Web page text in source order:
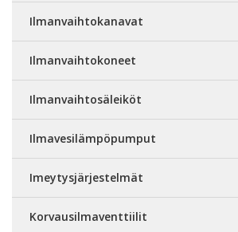
Ilmanvaihtokanavat
Ilmanvaihtokoneet
Ilmanvaihtosäleiköt
Ilmavesilämpöpumput
Imeytysjärjestelmät
Korvausilmaventtiilit